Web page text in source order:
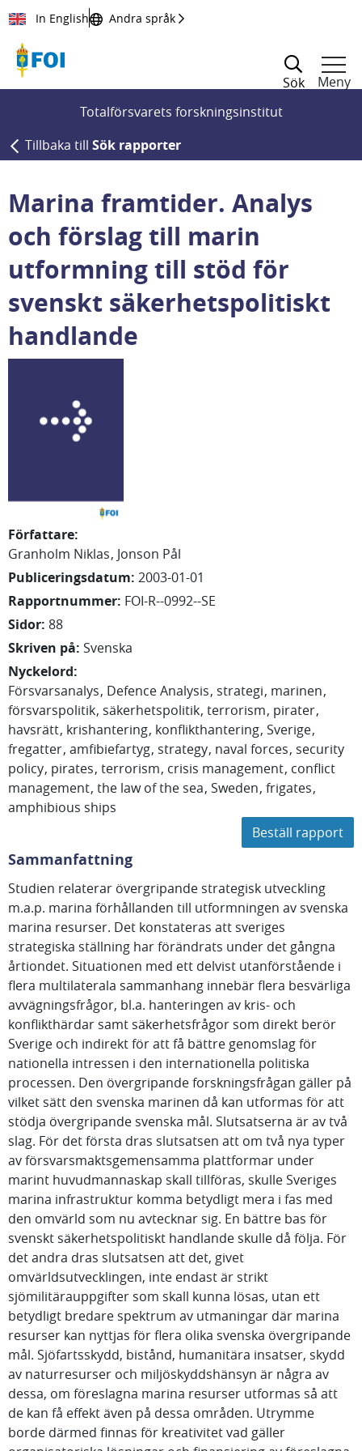
Till innehållet
In English Andra språk
Sök
Meny
Totalförsvarets forskningsinstitut
Tillbaka till Sök rapporter
Marina framtider. Analys
och förslag till marin
utformning till stöd för
svenskt säkerhetspolitiskt
handlande
Författare:
Granholm Niklas Jonson Pål
Publiceringsdatum: 2003-01-01
Rapportnummer: FOI-R--0992--SE
Sidor: 88
Skriven på: Svenska
Nyckelord:
Försvarsanalys Defence Analysis strategi marinen
försvarspolitik säkerhetspolitik terrorism pirater
havsrätt krishantering konflikthantering Sverige
fregatter amfibiefartyg strategy naval forces security
policy pirates terrorism crisis management conflict
management the law of the sea Sweden frigates
amphibious ships
Beställ rapport
Sammanfattning
Studien relaterar övergripande strategisk utveckling
m.a.p. marina förhållanden till utformningen av svenska
marina resurser. Det konstateras att sveriges
strategiska ställning har förändrats under det gångna
årtiondet. Situationen med ett delvist utanförstående i
flera multilaterala sammanhang innebär flera besvärliga
avvägningsfrågor, bl.a. hanteringen av kris- och
konflikthärdar samt säkerhetsfrågor som direkt berör
Sverige och indirekt för att få bättre genomslag för
nationella intressen i den internationella politiska
processen. Den övergripande forskningsfrågan gäller på
vilket sätt den svenska marinen då kan utformas för att
stödja övergripande svenska mål. Slutsatserna är av två
slag. För det första dras slutsatsen att om två nya typer
av försvarsmaktsgemensamma plattformar under
marint huvudmannaskap skall tillföras, skulle Sveriges
marina infrastruktur komma betydligt mera i fas med
den omvärld som nu avtecknar sig. En bättre bas för
svenskt säkerhetspolitiskt handlande skulle då följa. För
det andra dras slutsatsen att det, givet
omvärldsutvecklingen, inte endast är strikt
sjömilitärauppgifter som skall kunna lösas, utan ett
betydligt bredare spektrum av utmaningar där marina
resurser kan nyttjas för flera olika svenska övergripande
mål. Sjöfartsskydd, bistånd, humanitära insatser, skydd
av naturresurser och miljöskyddshänsyn är några av
dessa, om föreslagna marina resurser utformas så att
de kan få effekt även på dessa områden. Utrymme
borde därmed finnas för kreativitet vad gäller